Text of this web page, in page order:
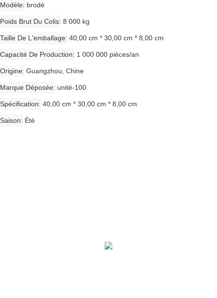
Modèle brodé
Poids Brut Du Colis 8 000 kg
Taille De L'emballage 40,00 cm * 30,00 cm * 8,00 cm
Capacité De Production 1 000 000 pièces/an
Origine Guangzhou, Chine
Marque Déposée unité-100
Spécification 40,00 cm * 30,00 cm * 8,00 cm
Saison Été